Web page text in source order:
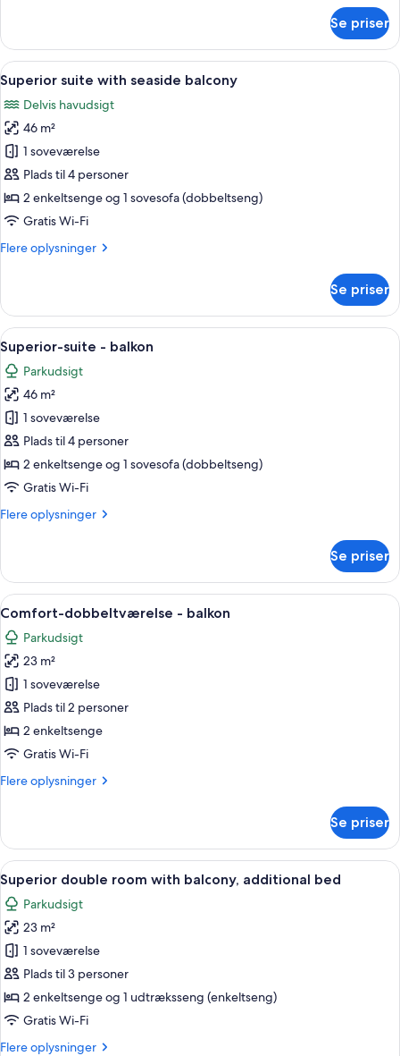
double
room
with
seaside
balcony
Se priser
Indlæs
alle
billeder
af
Superior
suite
with
seaside
Et moderne hotelværelse med et
11
Superior suite with seaside balcony
Delvis havudsigt
46 m²
1 soveværelse
Plads til 4 personer
2 enkeltsenge og 1 sovesofa (dobbeltseng)
Gratis Wi-Fi
Flere oplysninger
Flere
suite
with
seaside
balcony
Se priser
Indlæs
alle
billeder
af
Superior-
suite
-
balkon
Et moderne hotelværelse med et
7
Superior-suite - balkon
Parkudsigt
46 m²
1 soveværelse
Plads til 4 personer
2 enkeltsenge og 1 sovesofa (dobbeltseng)
Gratis Wi-Fi
Flere oplysninger
Flere
suite
balkon
Se priser
Indlæs
alle
billeder
af
Comfort-
dobbeltværelse
-
balkon
Et hotelværelse med to senge, et
5
Comfort-dobbeltværelse - balkon
Parkudsigt
23 m²
1 soveværelse
Plads til 2 personer
2 enkeltsenge
Gratis Wi-Fi
Flere oplysninger
Flere
dobbeltværelse
balkon
Se priser
Indlæs
alle
billeder
af
Superior
double
room
with
Et hotelværelse med to senge, et
4
Superior double room with balcony, additional bed
Parkudsigt
23 m²
1 soveværelse
Plads til 3 personer
2 enkeltsenge og 1 udtræksseng (enkeltseng)
Gratis Wi-Fi
Flere oplysninger
Flere